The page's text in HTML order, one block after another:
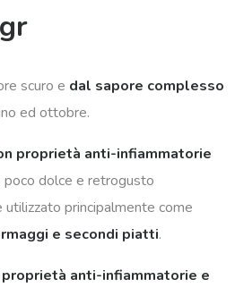
scuro e dal sapore complesso
ed ottobre.
proprietà anti-infiammatorie
poco dolce e retrogusto
principalmente come
e secondi piatti.
anti-infiammatorie e